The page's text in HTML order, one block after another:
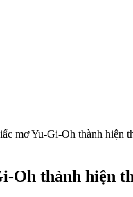
mơ Yu-Gi-Oh thành hiện
Oh thành hiện